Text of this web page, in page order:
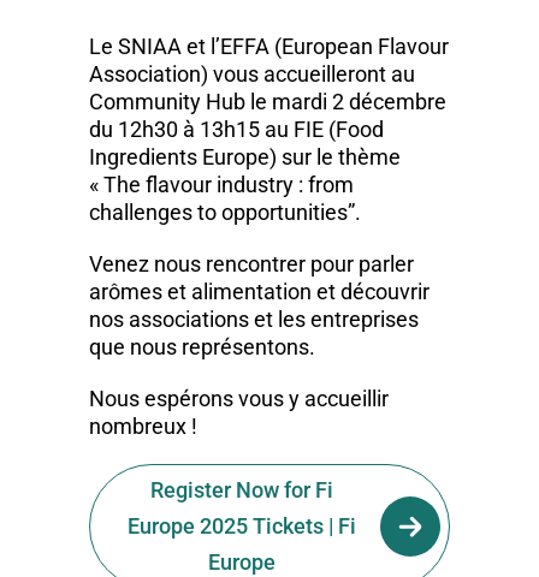
Le SNIAA et l’EFFA (European Flavour
Association) vous accueilleront au
Community Hub le mardi 2 décembre
du 12h30 à 13h15 au FIE (Food
Ingredients Europe) sur le thème
« The flavour industry : from
challenges to opportunities”.
Venez nous rencontrer pour parler
arômes et alimentation et découvrir
nos associations et les entreprises
que nous représentons.
Nous espérons vous y accueillir
nombreux !
Register Now for Fi
Europe 2025 Tickets | Fi
Europe